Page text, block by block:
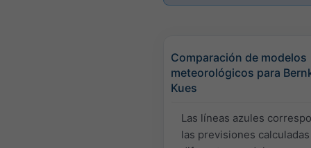
Comparación de modelos
meteorológicos para
Kues
Las líneas azules
las previsiones